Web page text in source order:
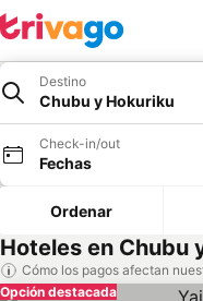
Destino
Chubu y Hokuriku
Check-in/out
Fechas
Ordenar
Hoteles en Chubu
Cómo los pagos afectan
Opción destacada